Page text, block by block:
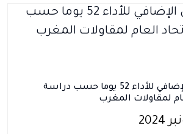
متوسط الأجل الإضافي للأداء 52 يوما حسب دراسة
لمقاولات المغرب